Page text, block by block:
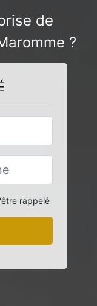
de
?
rappelé